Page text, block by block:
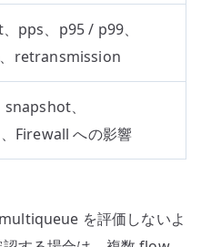
pps、p95 / p99、
retransmission
、
Firewall への影響
を評価しないよ